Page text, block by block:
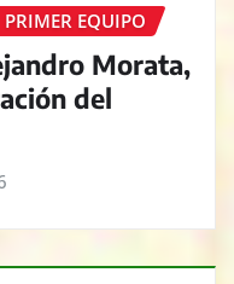
PRIMER EQUIPO
Morata,
del